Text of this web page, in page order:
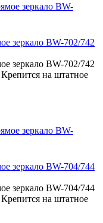
зеркало BW-702/742
зеркало BW-702/742
на штатное
зеркало BW-704/744
зеркало BW-704/744
на штатное